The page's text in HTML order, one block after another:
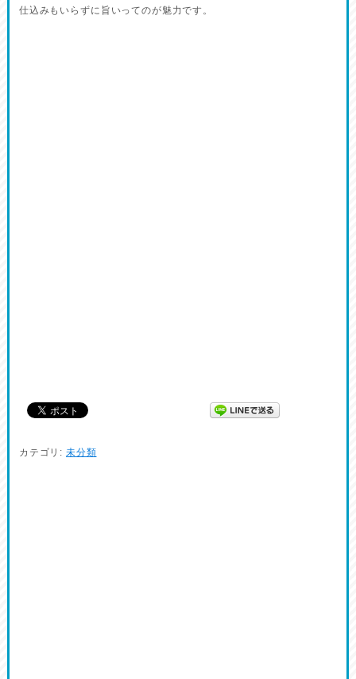
仕込みもいらずに旨いってのが魅力です。
カテゴリ: 未分類